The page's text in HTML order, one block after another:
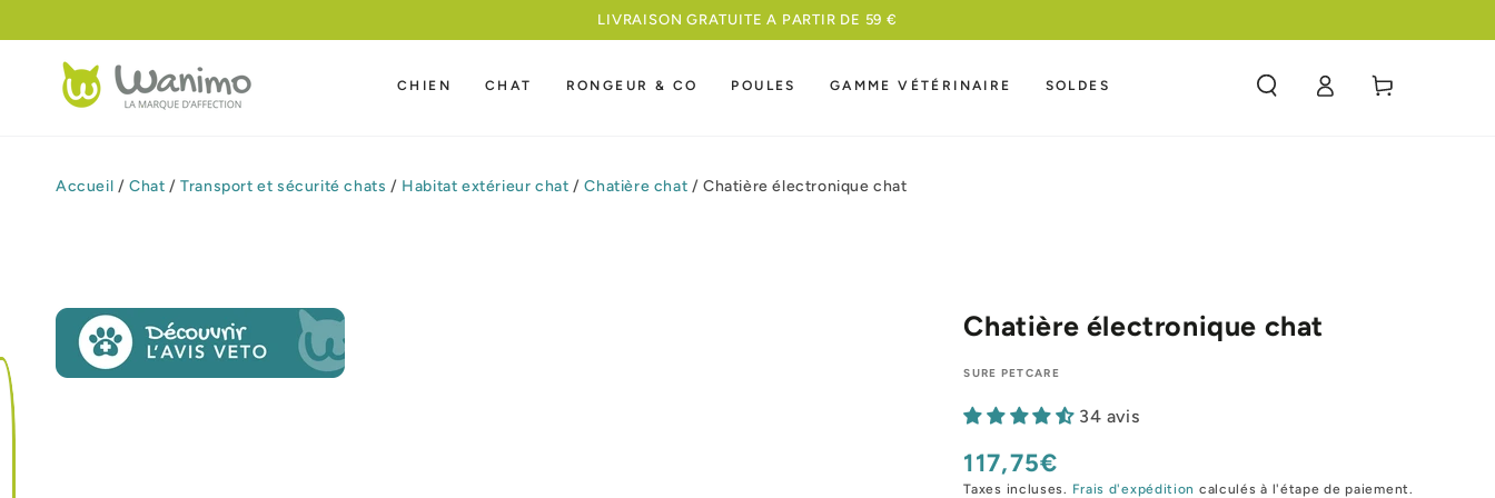
MEILLEURE NOURRITURE A UN PRIX COMPETITIF
CHIEN CHAT RONGEUR & CO POULES GAMME VÉTÉRINAIRE SOLDES Connexion Panier
Accueil / Chat / Transport et sécurité chats / Habitat extérieur chat / Chatière chat / Chatière électronique chat
Chatière électronique chat
SURE PETCARE
34 avis
Prix
normal
117,75€
Taxes incluses. Frais d'expédition calculés à l'étape de paiement.